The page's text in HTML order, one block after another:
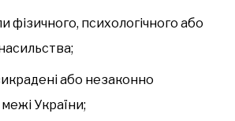
фізичного, психологічного або
або незаконно
України;